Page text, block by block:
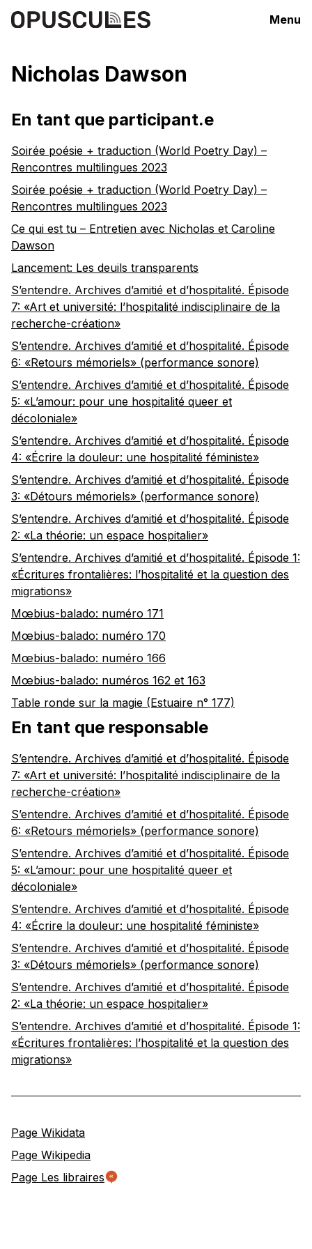
Menu
Nicholas Dawson
En tant que participant.e
Soirée poésie + traduction (World Poetry Day) –
Rencontres multilingues 2023
Soirée poésie + traduction (World Poetry Day) –
Rencontres multilingues 2023
Ce qui est tu – Entretien avec Nicholas et Caroline
Dawson
Lancement: Les deuils transparents
S’entendre. Archives d’amitié et d’hospitalité. Épisode
7: «Art et université: l’hospitalité indisciplinaire de la
recherche-création»
S’entendre. Archives d’amitié et d’hospitalité. Épisode
6: «Retours mémoriels» (performance sonore)
S’entendre. Archives d’amitié et d’hospitalité. Épisode
5: «L’amour: pour une hospitalité queer et
décoloniale»
S’entendre. Archives d’amitié et d’hospitalité. Épisode
4: «Écrire la douleur: une hospitalité féministe»
S’entendre. Archives d’amitié et d’hospitalité. Épisode
3: «Détours mémoriels» (performance sonore)
S’entendre. Archives d’amitié et d’hospitalité. Épisode
2: «La théorie: un espace hospitalier»
S’entendre. Archives d’amitié et d’hospitalité. Épisode 1:
«Écritures frontalières: l’hospitalité et la question des
migrations»
Mœbius-balado: numéro 171
Mœbius-balado: numéro 170
Mœbius-balado: numéro 166
Mœbius-balado: numéros 162 et 163
Table ronde sur la magie (Estuaire n° 177)
En tant que responsable
S’entendre. Archives d’amitié et d’hospitalité. Épisode
7: «Art et université: l’hospitalité indisciplinaire de la
recherche-création»
S’entendre. Archives d’amitié et d’hospitalité. Épisode
6: «Retours mémoriels» (performance sonore)
S’entendre. Archives d’amitié et d’hospitalité. Épisode
5: «L’amour: pour une hospitalité queer et
décoloniale»
S’entendre. Archives d’amitié et d’hospitalité. Épisode
4: «Écrire la douleur: une hospitalité féministe»
S’entendre. Archives d’amitié et d’hospitalité. Épisode
3: «Détours mémoriels» (performance sonore)
S’entendre. Archives d’amitié et d’hospitalité. Épisode
2: «La théorie: un espace hospitalier»
S’entendre. Archives d’amitié et d’hospitalité. Épisode 1:
«Écritures frontalières: l’hospitalité et la question des
migrations»
Page Wikidata
Page Wikipedia
Page Les libraires